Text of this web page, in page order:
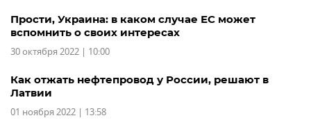
Прости, Украина: в каком случае ЕС может
вспомнить о своих интересах
30 октября 2022 | 10:00
Как отжать нефтепровод у России, решают в
Латвии
01 ноября 2022 | 13:58